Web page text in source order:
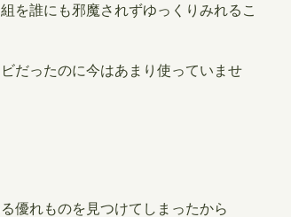
を誰にも邪魔されずゆっくりみれるこ
だったのに今はあまり使っていませ
優れものを見つけてしまったから